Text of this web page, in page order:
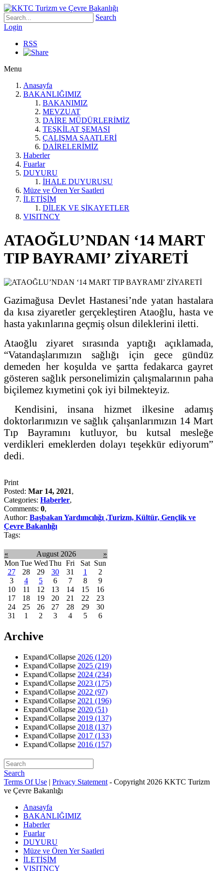
Search
Login
RSS
Menu
Anasayfa
BAKANLIĞIMIZ
BAKANIMIZ
MEVZUAT
DAİRE MÜDÜRLERİMİZ
TEŞKİLAT ŞEMASI
ÇALIŞMA SAATLERİ
DAİRELERİMİZ
Haberler
Fuarlar
DUYURU
İHALE DUYURUSU
Müze ve Ören Yer Saatleri
İLETİŞİM
DİLEK VE ŞİKAYETLER
VISITNCY
ATAOĞLU’NDAN ‘14 MART
TIP BAYRAMI’ ZİYARETİ
Gazimağusa Devlet Hastanesi’nde yatan hastalara
da kısa ziyaretler gerçekleştiren Ataoğlu, hasta ve
hasta yakınlarına geçmiş olsun dileklerini iletti.
Ataoğlu ziyaret sırasında yaptığı açıklamada,
“Vatandaşlarımızın sağlığı için gece gündüz
demeden her koşulda ve şartta fedakarca gayret
gösteren sağlık personelimizin çalışmalarının paha
biçilemez kıymetini çok iyi bilmekteyiz.
Kendisini, insana hizmet ilkesine adamış
doktorlarımızın ve sağlık çalışanlarımızın 14 Mart
Tıp Bayramını kutluyor, bu kutsal mesleğe
verdikleri emeklerden dolayı teşekkür ediyorum”
dedi.
Print
Posted: Mar 14, 2021,
Categories: Haberler,
Comments: 0,
Author: Başbakan Yardımcılığı ,Turizm, Kültür, Gençlik ve
Çevre Bakanlığı
Tags:
« August 2026
»
Mon Tue WedThu Fri Sat Sun
27
28 29 30 31 1
2
3
4 5 6 7 8
9
10
11 12 13 14 15
16
17
18 19 20 21 22
23
24
25 26 27 28 29
30
31
1 2 3 4 5 6
Archive
Expand/Collapse 2026 (120)
Expand/Collapse 2025 (219)
Expand/Collapse 2024 (234)
Expand/Collapse 2023 (175)
Expand/Collapse 2022 (97)
Expand/Collapse 2021 (196)
Expand/Collapse 2020 (51)
Expand/Collapse 2019 (137)
Expand/Collapse 2018 (137)
Expand/Collapse 2017 (133)
Expand/Collapse 2016 (157)
Search
Terms Of Use | Privacy Statement - Copyright 2026 KKTC Turizm
ve Çevre Bakanlığı
Anasayfa
BAKANLIĞIMIZ
Haberler
Fuarlar
DUYURU
Müze ve Ören Yer Saatleri
İLETİŞİM
VISITNCY